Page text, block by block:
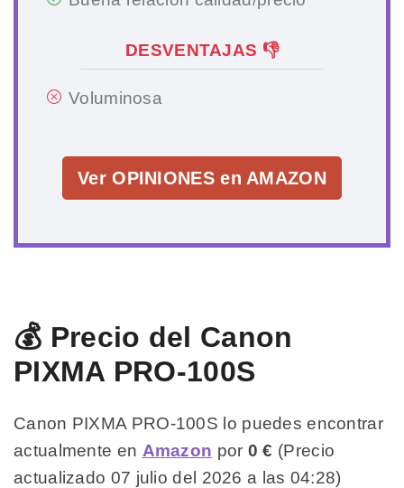
DESVENTAJAS 👎
Voluminosa
Ver OPINIONES en AMAZON
💰 Precio del Canon
PIXMA PRO-100S
Canon PIXMA PRO-100S lo puedes encontrar
actualmente en Amazon por 0 € (Precio
actualizado 07 julio del 2026 a las 04:28)